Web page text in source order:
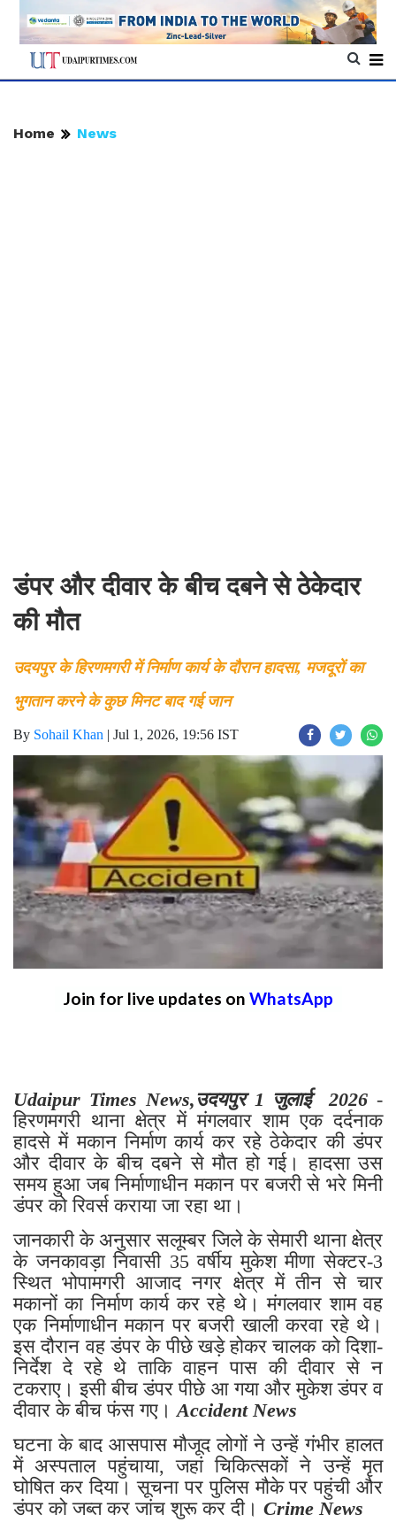
Home News
डंपर और दीवार के बीच दबने से ठेकेदार
की मौत
उदयपुर के हिरणमगरी में निर्माण कार्य के दौरान हादसा, मजदूरों का
भुगतान करने के कुछ मिनट बाद गई जान
By Sohail Khan | Jul 1, 2026, 19:56 IST
Join for live updates on WhatsApp
Udaipur Times News,उदयपुर 1 जुलाई 2026 -
हिरणमगरी थाना क्षेत्र में मंगलवार शाम एक दर्दनाक
हादसे में मकान निर्माण कार्य कर रहे ठेकेदार की डंपर
और दीवार के बीच दबने से मौत हो गई। हादसा उस
समय हुआ जब निर्माणाधीन मकान पर बजरी से भरे मिनी
डंपर को रिवर्स कराया जा रहा था।
जानकारी के अनुसार सलूम्बर जिले के सेमारी थाना क्षेत्र
के जनकावड़ा निवासी 35 वर्षीय मुकेश मीणा सेक्टर-3
स्थित भोपामगरी आजाद नगर क्षेत्र में तीन से चार
मकानों का निर्माण कार्य कर रहे थे। मंगलवार शाम वह
एक निर्माणाधीन मकान पर बजरी खाली करवा रहे थे।
इस दौरान वह डंपर के पीछे खड़े होकर चालक को दिशा-
निर्देश दे रहे थे ताकि वाहन पास की दीवार से न
टकराए। इसी बीच डंपर पीछे आ गया और मुकेश डंपर व
दीवार के बीच फंस गए। Accident News
घटना के बाद आसपास मौजूद लोगों ने उन्हें गंभीर हालत
में अस्पताल पहुंचाया, जहां चिकित्सकों ने उन्हें मृत
घोषित कर दिया। सूचना पर पुलिस मौके पर पहुंची और
डंपर को जब्त कर जांच शुरू कर दी। Crime News